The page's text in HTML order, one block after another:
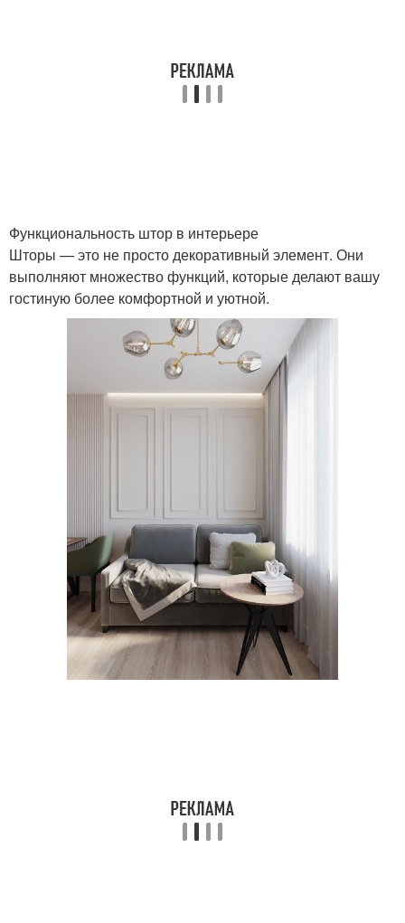
Функциональность штор в интерьере
Шторы — это не просто декоративный элемент. Они
выполняют множество функций, которые делают вашу
гостиную более комфортной и уютной.